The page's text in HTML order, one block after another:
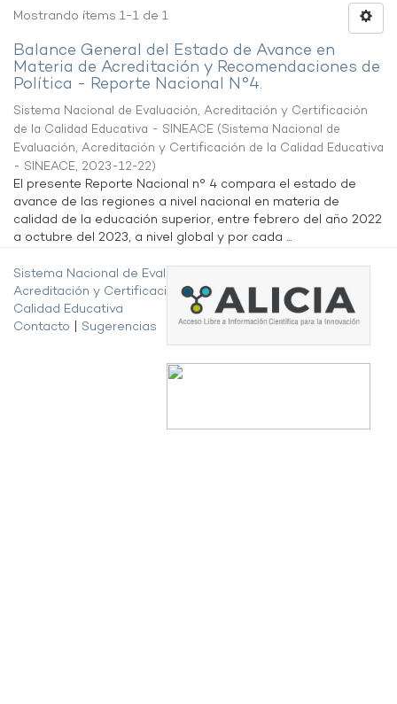
Mostrando ítems 1-1 de 1
Balance General del Estado de Avance en
Materia de Acreditación y Recomendaciones de
Política - Reporte Nacional N°4.
Sistema Nacional de Evaluación, Acreditación y Certificación
de la Calidad Educativa - SINEACE (Sistema Nacional de
Evaluación, Acreditación y Certificación de la Calidad Educativa
- SINEACE, 2023-12-22)
El presente Reporte Nacional n° 4 compara el estado de
avance de las regiones a nivel nacional en materia de
calidad de la educación superior, entre febrero del año 2022
a octubre del 2023, a nivel global y por cada ...
Sistema Nacional de Evaluación,
Acreditación y Certificación de la
Calidad Educativa
Contacto
Sugerencias